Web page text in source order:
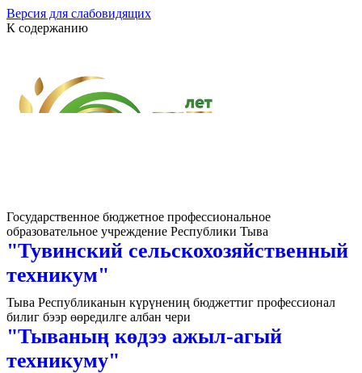
Версия для слабовидящих
К содержанию
Государственное бюджетное профессиональное
образовательное учреждение Республики Тыва
"Тувинский сельскохозяйственный
техникум"
Тыва Республиканын күрүнениң бюджеттиг профессионал
билиг бээр өөредилге албан чери
"Тываның көдээ ажыл-агый
техникуму"